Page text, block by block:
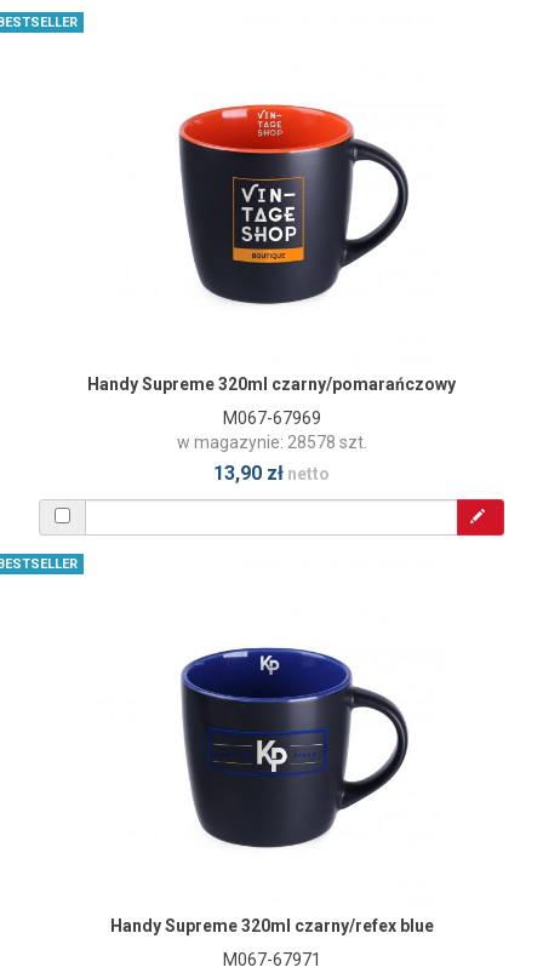
Handy Supreme 320ml czarny/pomarańczowy
M067-67969
w magazynie: 28578 szt.
13,90 zł netto
Handy Supreme 320ml czarny/refex blue
M067-67971